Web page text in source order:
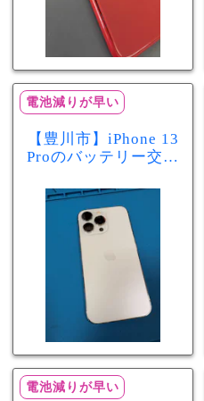
電池減りが早い
【豊川市】iPhone 13
Proのバッテリー交換
が早い症状も当日90
分で改善
電池減りが早い